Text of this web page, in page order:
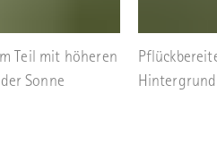
Teil mit höheren
Sonne